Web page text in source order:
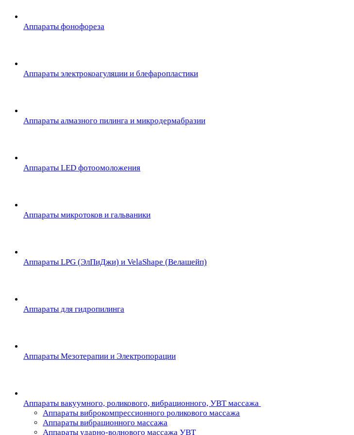
Аппараты фонофореза
Аппараты электрокоагуляции и блефаропластики
Аппараты алмазного пилинга и микродермабразии
Аппараты LED фотоомоложения
Аппараты микротоков и гальваники
Аппараты LPG (ЭлПиДжи) и VelaShape (Велашейп)
Аппараты для гидропилинга
Аппараты Мезотерапии и Электропорации
Аппараты вакуумного, роликового, вибрационного, УВТ массажа
Аппараты виброкомпрессионного роликового массажа
Аппараты вибрационного массажа
Аппараты ударно-волнового массажа УВТ